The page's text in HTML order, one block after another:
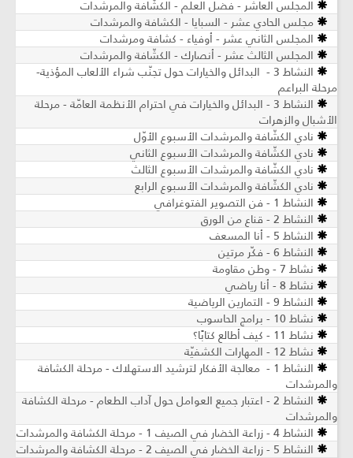
المجلس العاشر - فضل العلم - الكشّافة والمرشدات
مجلس الحادي عشر - السبايا - الكشافة والمرشدات
المجلس الثاني عشر - أوفياء - كشافة ومرشدات
المجلس الثالث عشر - أنصارك - الكشّافة والمرشدات
النشاط 3 - البدائل والخيارات حول تجنّب شراء الألعاب المؤذية-
مرحلة البراعم
النشاط 3 - البدائل والخيارات في احترام الأنظمة العامّة - مرحلة
الأشبال والزهرات
نادي الكشّافة والمرشدات الأسبوع الأوّل
نادي الكشّافة والمرشدات الأسبوع الثاني
نادي الكشّافة والمرشدات الأسبوع الثالث
نادي الكشّافة والمرشدات الأسبوع الرابع
النشاط 1 - فن التصوير الفتوغرافي
النشاط 2 - قناع من الورق
النشاط 5 - أنا المسعف
النشاط 6 - فكّر مرتين
نشاط 7 - وطن مقاومة
نشاط 8 - أنا رياضي
النشاط 9 - التمارين الرياضية
نشاط 10 - برامج الحاسوب
نشاط 11 - كيف أطالع كتابًا؟
نشاط 12 - المهارات الكشفيّة
النشاط 1 - معالجة الأفكار لترشيد الاستهلاك - مرحلة الكشافة
والمرشدات
النشاط 2 - اعتبار جميع العوامل حول آداب الطعام - مرحلة الكشافة
والمرشدات
النشاط 4 - زراعة الخضار في الصيف 1 - مرحلة الكشافة والمرشدات
النشاط 5 - زراعة الخضار في الصيف 2 - مرحلة الكشافة والمرشدات